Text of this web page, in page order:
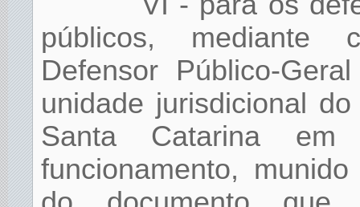
públicos, mediante
Defensor Público-
unidade jurisdicional
Santa Catarina
funcionamento,